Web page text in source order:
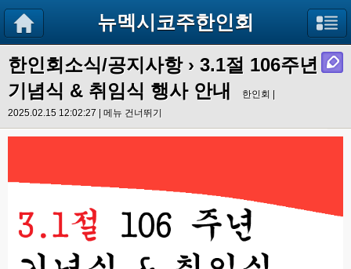
뉴멕시코주한인회
한인회소식/공지사항› 3.1절 106주년
기념식 & 취임식 행사 안내
한인회 |
2025.02.15 12:02:27 | 메뉴 건너뛰기